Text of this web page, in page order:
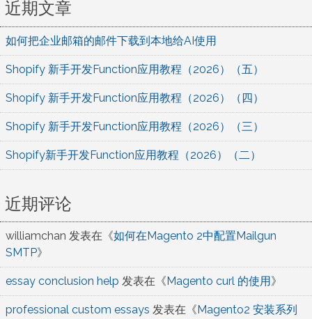
近期文章
如何把企业邮箱的邮件下载到本地给AI使用
Shopify 新手开发Function应用教程（2026）（五）
Shopify 新手开发Function应用教程（2026）（四）
Shopify 新手开发Function应用教程（2026）（三）
Shopify新手开发Function应用教程（2026）（二）
近期评论
williamchan 发表在《如何在Magento 2中配置Mailgun
SMTP》
essay conclusion help 发表在《Magento curl 的使用》
professional custom essays 发表在《Magento2 安装系列